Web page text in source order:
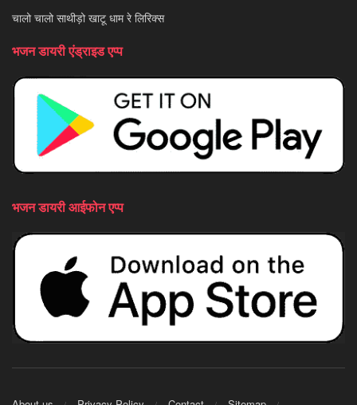
चालो चालो साथीड़ो खाटू धाम रे लिरिक्स
भजन डायरी एंड्राइड एप्प
भजन डायरी आईफोन एप्प